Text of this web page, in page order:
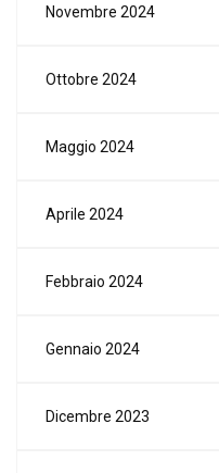
Novembre 2024
Ottobre 2024
Maggio 2024
Aprile 2024
Febbraio 2024
Gennaio 2024
Dicembre 2023